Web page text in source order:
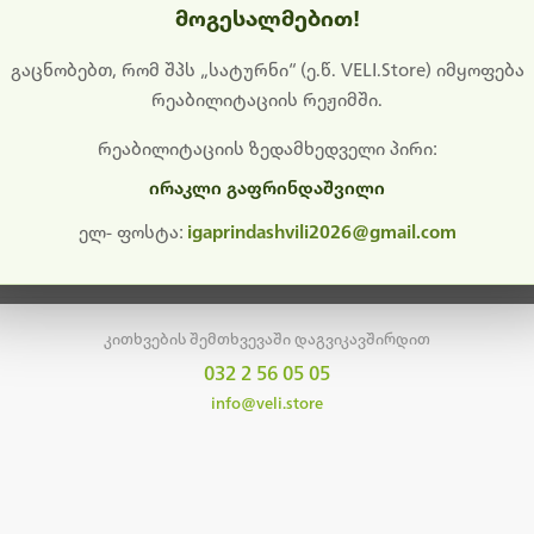
გიხდით შეფერხებისთვის. ამჟამად მიმდინარეობს
განახლება და ტექნიკური სამუშაოები.
მალე ისევ ხელმისაწვდომი იქნება. გმადლობთ მოთმინებისთვის!
მთავარ გვერდზე დაბრუნება
კითხვების შემთხვევაში დაგვიკავშირდით
032 2 56 05 05
info@veli.store
მოგესალმებით!
გაცნობებთ, რომ შპს „სატურნი“ (ე.წ. VELI.Store) იმყოფება
რეაბილიტაციის რეჟიმში.
რეაბილიტაციის ზედამხედველი პირი:
ირაკლი გაფრინდაშვილი
ელ- ფოსტა: igaprindashvili2026@gmail.com